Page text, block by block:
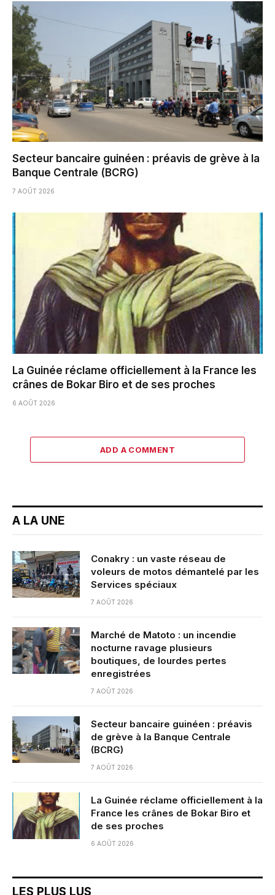
Secteur bancaire guinéen : préavis de grève à la
Banque Centrale (BCRG)
7 AOÛT 2026
La Guinée réclame officiellement à la France les
crânes de Bokar Biro et de ses proches
6 AOÛT 2026
ADD A COMMENT
A LA UNE
Conakry : un vaste réseau de
voleurs de motos démantelé par les
Services spéciaux
7 AOÛT 2026
Marché de Matoto : un incendie
nocturne ravage plusieurs
boutiques, de lourdes pertes
enregistrées
7 AOÛT 2026
Secteur bancaire guinéen : préavis
de grève à la Banque Centrale
(BCRG)
7 AOÛT 2026
La Guinée réclame officiellement à la
France les crânes de Bokar Biro et
de ses proches
6 AOÛT 2026
LES PLUS LUS